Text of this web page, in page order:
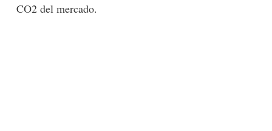
CO2 del mercado.